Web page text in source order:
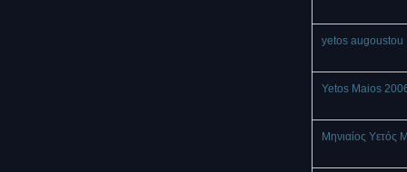
yetos augoustou
Yetos Maios
Μηνιαίος Υετός